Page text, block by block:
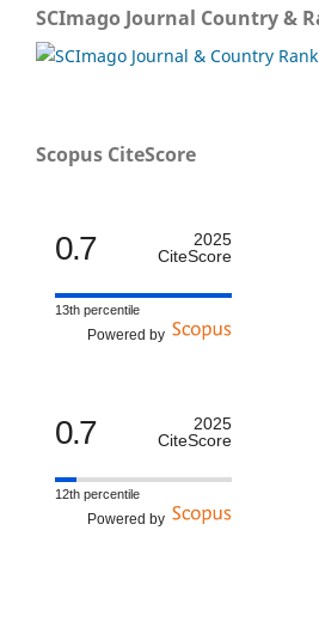
SCImago Journal Country &
Scopus CiteScore
0.7
2025
CiteScore
13th percentile
Powered by
0.7
2025
CiteScore
12th percentile
Powered by